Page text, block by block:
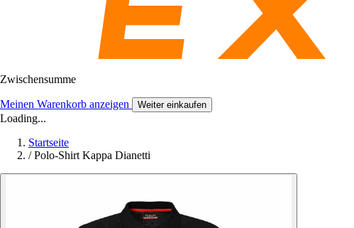
Zwischensumme
Meinen Warenkorb anzeigen Weiter einkaufen
Loading...
Startseite
/ Polo-Shirt Kappa Dianetti